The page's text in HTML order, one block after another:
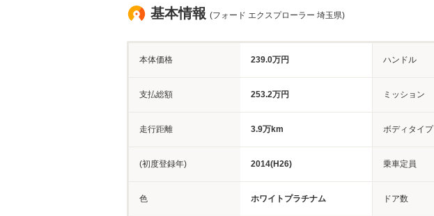
基本情報 (フォード エクスプローラー 埼玉県)
本体価格 239.0万円 ハンドル
支払総額 253.2万円 ミッション
走行距離 3.9万km ボディタイプ
(初度登録年) 2014(H26) 乗車定員
色 ホワイトプラチナム ドア数